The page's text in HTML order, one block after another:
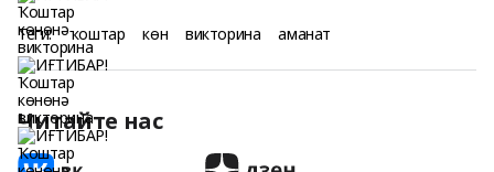
Теги: ҡоштар көн викторина аманат
Читайте нас